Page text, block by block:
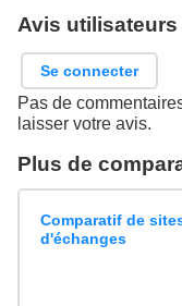
Avis
Se connecter
Pas de
laisser votre avis.
Plus de
Comparatif de
d'échanges